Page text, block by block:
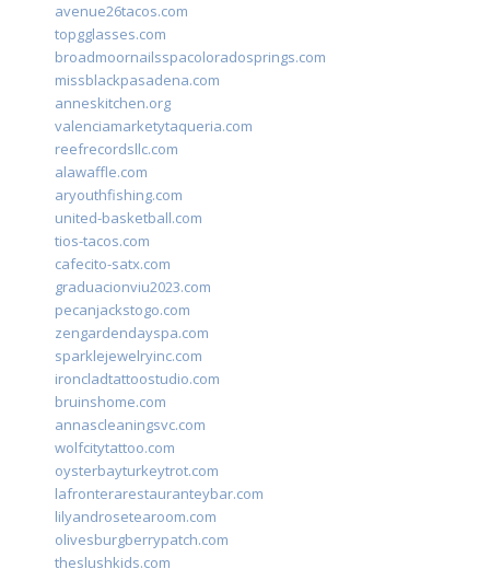
avenue26tacos.com
topgglasses.com
broadmoornailsspacoloradosprings.com
missblackpasadena.com
anneskitchen.org
valenciamarketytaqueria.com
reefrecordsllc.com
alawaffle.com
aryouthfishing.com
united-basketball.com
tios-tacos.com
cafecito-satx.com
graduacionviu2023.com
pecanjackstogo.com
zengardendayspa.com
sparklejewelryinc.com
ironcladtattoostudio.com
bruinshome.com
annascleaningsvc.com
wolfcitytattoo.com
oysterbayturkeytrot.com
lafronterarestauranteybar.com
lilyandrosetearoom.com
olivesburgberrypatch.com
theslushkids.com